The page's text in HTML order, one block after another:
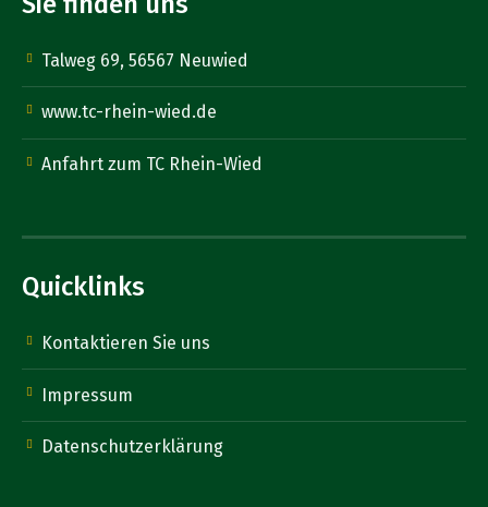
Talweg 69, 56567 Neuwied
www.tc-rhein-wied.de
Anfahrt zum TC Rhein-Wied
Quicklinks
Kontaktieren Sie uns
Impressum
Datenschutzerklärung